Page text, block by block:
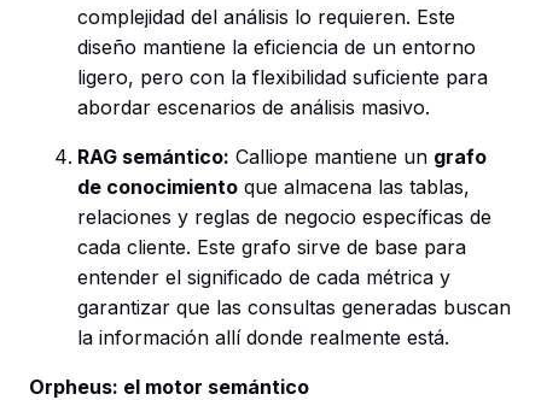
complejidad del análisis lo requieren. Este
diseño mantiene la eficiencia de un entorno
ligero, pero con la flexibilidad suficiente para
abordar escenarios de análisis masivo.
RAG semántico: Calliope mantiene un grafo
de conocimiento que almacena las tablas,
relaciones y reglas de negocio específicas de
cada cliente. Este grafo sirve de base para
entender el significado de cada métrica y
garantizar que las consultas generadas buscan
la información allí donde realmente está.
Orpheus: el motor semántico